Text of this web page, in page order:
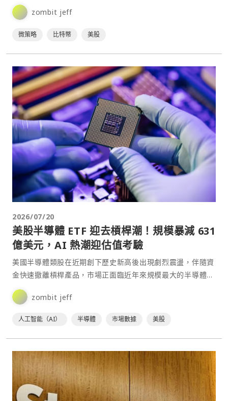
司由去年同期獲利 100 億美元，轉為虧損 82 億美元。不
過，該公司強調，虧損主要來自比特幣持倉的未實現帳面損
zombit jeff
微策略 比特幣 美股
2026/07/20
美股半導體 ETF 迎去槓桿潮！規模暴減 631
億美元，AI 熱潮迎估值考驗
美國半導體類股在近期創下歷史新高後出現劇烈震盪，伴隨資
金快速撤離槓桿產品，市場正面臨近年來規模最大的半導體
ETF 去槓桿化浪潮。⋯
zombit jeff
人工智能（AI） 半導體 市場數據 美股